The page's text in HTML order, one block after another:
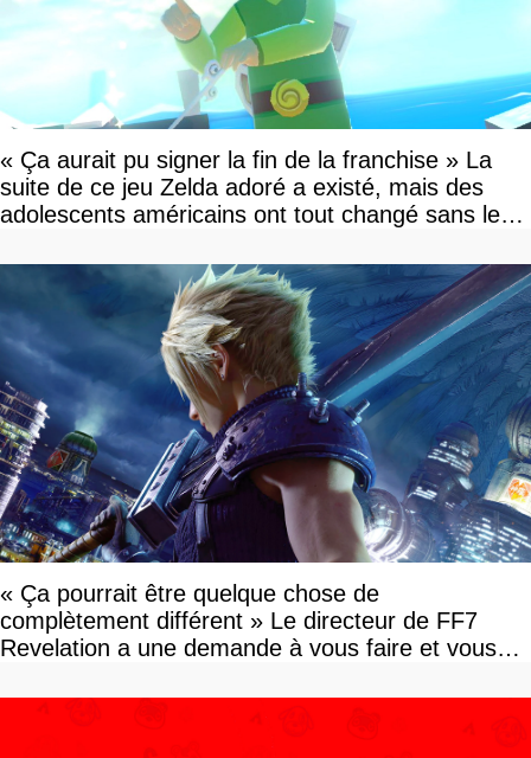
« Ça aurait pu signer la fin de la franchise » La
suite de ce jeu Zelda adoré a existé, mais des
adolescents américains ont tout changé sans le
« Ça pourrait être quelque chose de
complètement différent » Le directeur de FF7
Revelation a une demande à vous faire et vous